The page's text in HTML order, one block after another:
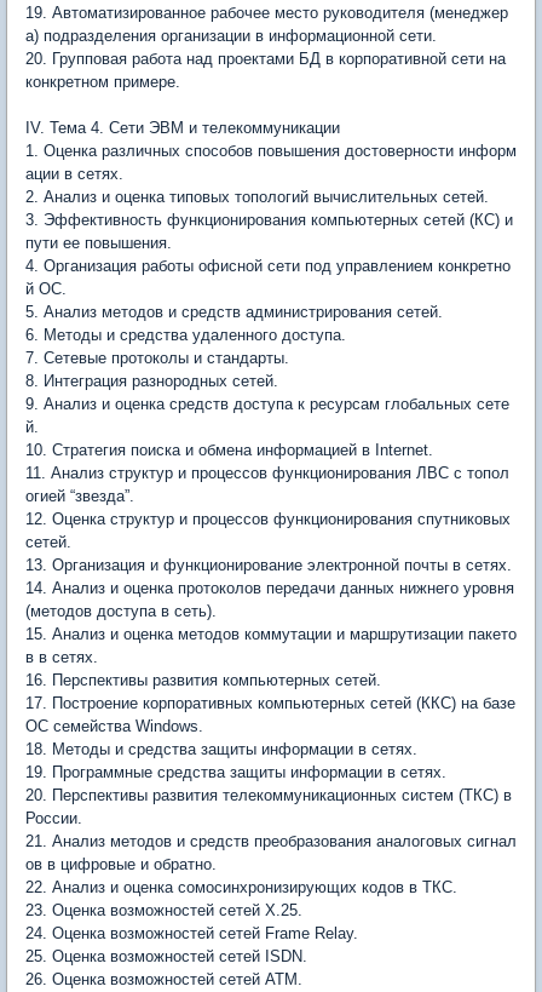
19. Автоматизированное рабочее место руководителя (менеджер
а) подразделения организации в информационной сети.
20. Групповая работа над проектами БД в корпоративной сети на
конкретном примере.
IV. Тема 4. Сети ЭВМ и телекоммуникации
1. Оценка различных способов повышения достоверности информ
ации в сетях.
2. Анализ и оценка типовых топологий вычислительных сетей.
3. Эффективность функционирования компьютерных сетей (КС) и
пути ее повышения.
4. Организация работы офисной сети под управлением конкретно
й ОС.
5. Анализ методов и средств администрирования сетей.
6. Методы и средства удаленного доступа.
7. Сетевые протоколы и стандарты.
8. Интеграция разнородных сетей.
9. Анализ и оценка средств доступа к ресурсам глобальных сете
й.
10. Стратегия поиска и обмена информацией в Internet.
11. Анализ структур и процессов функционирования ЛВС с топол
огией “звезда”.
12. Оценка структур и процессов функционирования спутниковых
сетей.
13. Организация и функционирование электронной почты в сетях.
14. Анализ и оценка протоколов передачи данных нижнего уровня
(методов доступа в сеть).
15. Анализ и оценка методов коммутации и маршрутизации пакето
в в сетях.
16. Перспективы развития компьютерных сетей.
17. Построение корпоративных компьютерных сетей (ККС) на базе
ОС семейства Windows.
18. Методы и средства защиты информации в сетях.
19. Программные средства защиты информации в сетях.
20. Перспективы развития телекоммуникационных систем (ТКС) в
России.
21. Анализ методов и средств преобразования аналоговых сигнал
ов в цифровые и обратно.
22. Анализ и оценка сомосинхронизирующих кодов в ТКС.
23. Оценка возможностей сетей X.25.
24. Оценка возможностей сетей Frame Relay.
25. Оценка возможностей сетей ISDN.
26. Оценка возможностей сетей ATM.